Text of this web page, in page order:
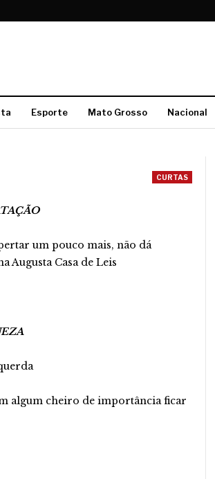
Esporte Mato Grosso Nacional
CURTAS
um pouco mais, não dá
Augusta Casa de Leis
algum cheiro de importância ficar